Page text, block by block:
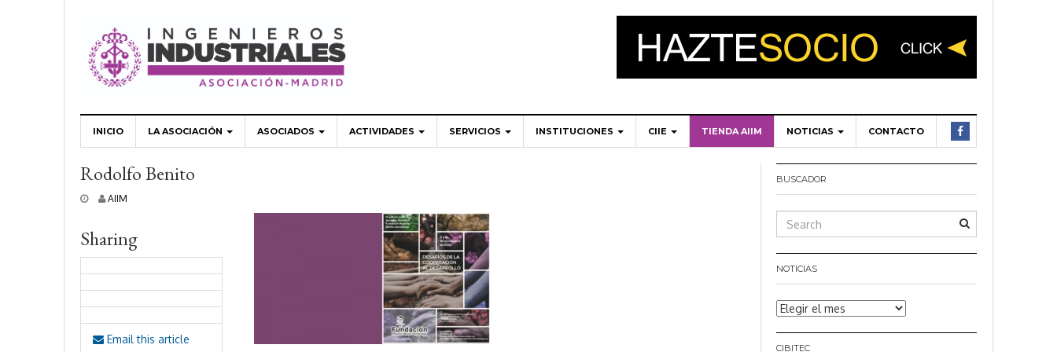
INICIO LA ASOCIACIÓN ASOCIADOS ACTIVIDADES SERVICIOS INSTITUCIONES CIIE TIENDA AIIM NOTICIAS CONTACTO
Rodolfo Benito
c
b
r
e
0
AIIM
Sharing
Email this article
BUSCADOR
NOTICIAS
Noticias
CIBITEC